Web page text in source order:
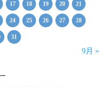
17 18 19 20 21
24 25 26 27 28
31
9月 »